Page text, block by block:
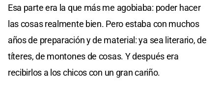
Esa parte era la que más me agobiaba: poder hacer
las cosas realmente bien. Pero estaba con muchos
años de preparación y de material: ya sea literario, de
títeres, de montones de cosas. Y después era
recibirlos a los chicos con un gran cariño.